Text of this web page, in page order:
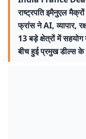
राष्ट्रपति इमैनुएल
फ्रांस ने AI, व्यापार,
13 बड़े क्षेत्रों में
बीच हुई प्रमुख डील्स के